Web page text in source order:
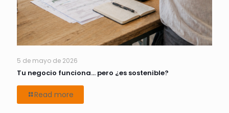
5 de mayo de 2026
Tu negocio funciona… pero ¿es sostenible?
Read more